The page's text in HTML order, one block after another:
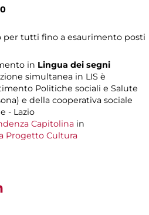
tutti fino a esaurimento posti
in Lingua dei segni
simultanea in LIS è
Politiche sociali e Salute
e della cooperativa sociale
- Lazio
Capitolina in
Progetto Cultura